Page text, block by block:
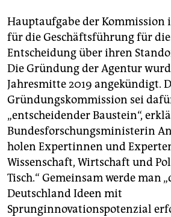
Hauptaufgabe der Kommission
für die Geschäftsführung für
Entscheidung über ihren
Die Gründung der Agentur
Jahresmitte 2019 angekündigt.
Gründungskommission sei
„entscheidender Baustein“,
Bundesforschungsministerin
holen Expertinnen und
Wissenschaft, Wirtschaft und
Tisch.“ Gemeinsam werde man
Deutschland Ideen mit
Sprunginnovationspotenzial